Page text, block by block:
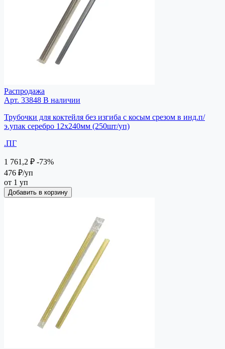
Распродажа
Арт. 33848 В наличии
Трубочки для коктейля без изгиба с косым срезом в инд.п/
э.упак серебро 12х240мм (250шт/уп)
.ПГ
1 761,2 ₽ -73%
476 ₽/уп
от 1 уп
Добавить в корзину